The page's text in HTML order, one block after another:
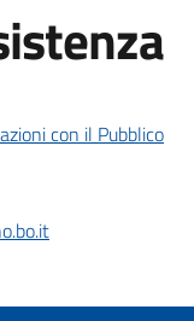
con il Pubblico